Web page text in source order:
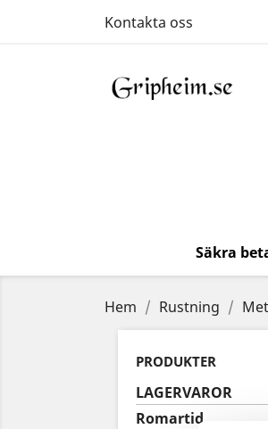
Kontakta oss
Säkra
Hem Rustning
PRODUKTER
LAGERVAROR
Romartid